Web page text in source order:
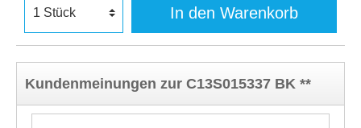
In den Warenkorb
Kundenmeinungen zur C13S015337 BK **